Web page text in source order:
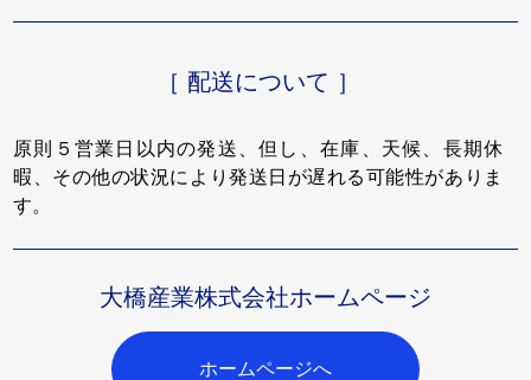
［ 配送について ］
原則５営業日以内の発送、但し、在庫、天候、長期休
暇、その他の状況により発送日が遅れる可能性がありま
す。
大橋産業株式会社ホームページ
ホームページへ